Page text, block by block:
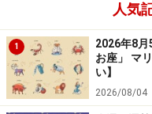
7位：さそり座
日生まれ）
人気
1
2026年8月
お座」 マ
い】
2026/08/04